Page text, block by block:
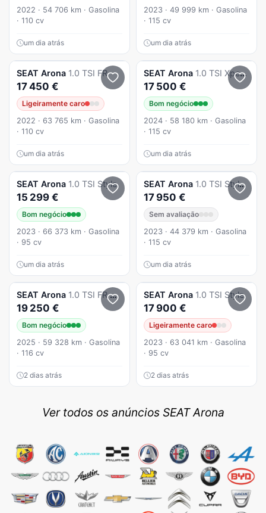
2022 · 54 706 km · Gasolina
· 110 cv
um dia atrás
2023 · 49 999 km · Gasolina
· 115 cv
um dia atrás
SEAT Arona 1.0 TSI FR
17 450 €
Ligeiramente caro
2022 · 63 765 km · Gasolina
· 110 cv
um dia atrás
SEAT Arona 1.0 TSI Xperience DSG
17 500 €
Bom negócio
2024 · 58 180 km · Gasolina
· 115 cv
um dia atrás
SEAT Arona 1.0 TSI Style
15 299 €
Bom negócio
2023 · 66 373 km · Gasolina
· 95 cv
um dia atrás
SEAT Arona 1.0 TSI Style DSG
17 950 €
Sem avaliação
2023 · 44 379 km · Gasolina
· 115 cv
um dia atrás
SEAT Arona 1.0 TSI FR DSG
19 250 €
Bom negócio
2025 · 59 328 km · Gasolina
· 116 cv
2 dias atrás
SEAT Arona 1.0 TSI Style
17 900 €
Ligeiramente caro
2023 · 63 041 km · Gasolina
· 95 cv
2 dias atrás
Ver todos os anúncios SEAT Arona